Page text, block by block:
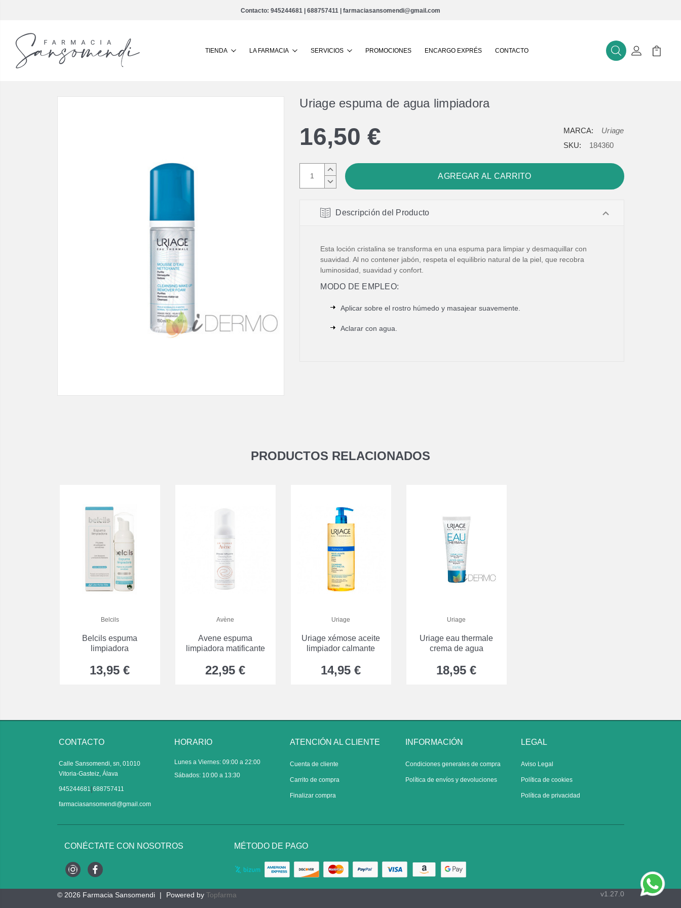
Contacto: 945244681 | 688757411 | farmaciasansomendi@gmail.com
TIENDA LA FARMACIA SERVICIOS PROMOCIONES ENCARGO EXPRÉS CONTACTO BuscarMi Cuenta
Mi
Uriage espuma de agua limpiadora
16,50 €
AUMENTAR
CANTIDAD:
DISMINUIR
CANTIDAD:
MARCA:
Uriage
SKU:
184360
Descripción del Producto
Esta loción cristalina se transforma en una espuma para limpiar y desmaquillar con
suavidad. Al no contener jabón, respeta el equilibrio natural de la piel, que recobra
luminosidad, suavidad y confort.
MODO DE EMPLEO:
Aplicar sobre el rostro húmedo y masajear suavemente.
Aclarar con agua.
PRODUCTOS RELACIONADOS
Belcils
Belcils espuma
limpiadora
13,95 €
Avène
Avene espuma
limpiadora matificante
22,95 €
Uriage
Uriage xémose aceite
limpiador calmante
14,95 €
Uriage
Uriage eau thermale
crema de agua
18,95 €
CONTACTO
Calle Sansomendi, sn, 01010
Vitoria-Gasteiz, Álava
945244681|688757411
farmaciasansomendi@gmail.com
HORARIO
Lunes a Viernes: 09:00 a 22:00
Sábados: 10:00 a 13:30
ATENCIÓN AL CLIENTE
Cuenta de cliente
Carrito de compra
Finalizar compra
INFORMACIÓN
Condiciones generales de compra
Política de envíos y devoluciones
LEGAL
Aviso Legal
Política de cookies
Política de privacidad
CONÉCTATE CON NOSOTROS
InstagramFacebook
MÉTODO DE PAGO
© 2026 Farmacia Sansomendi | Powered by Topfarma v1.27.0